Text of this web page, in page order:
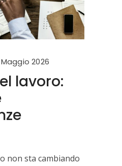
Maggio 2026
lavoro:
non sta cambiando